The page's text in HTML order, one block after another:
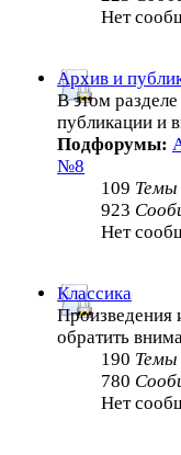
Нет
Архив и
В этом
публикации и
Подфорумы:
№8
109 Темы
923
Нет
Классика
Произведения
обратить
190 Темы
780
Нет